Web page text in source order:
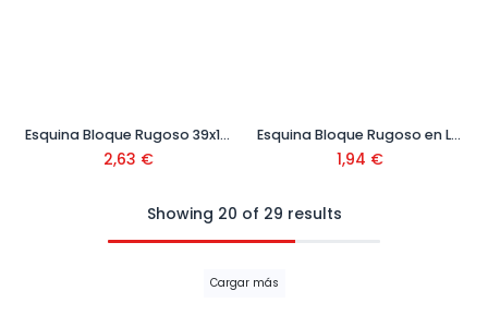
Esquina Bloque Rugoso 39x19x19
2,63 €
Esquina Bloque Rugoso en L 39x19x14 cm
1,94 €
Showing 20 of 29 results
Cargar más